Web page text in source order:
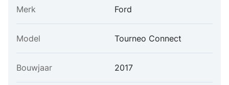
Merk Ford
Model Tourneo Connect
Bouwjaar 2017